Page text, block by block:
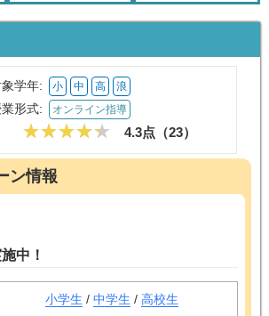
条件で絞り込む
学年: 小 中 高 浪
形式: オンライン指導
4.3点（23）
ン情報
中！
小学生 / 中学生 / 高校生